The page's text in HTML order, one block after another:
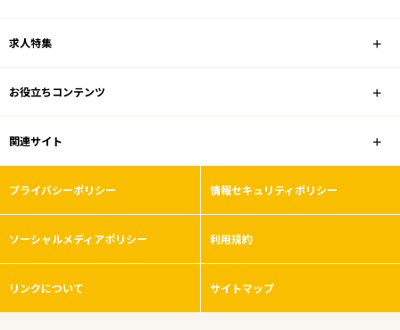
求人特集
お役立ちコンテンツ
関連サイト
プライバシーポリシー 情報セキュリティポリシー
ソーシャルメディアポリシー 利用規約
リンクについて サイトマップ